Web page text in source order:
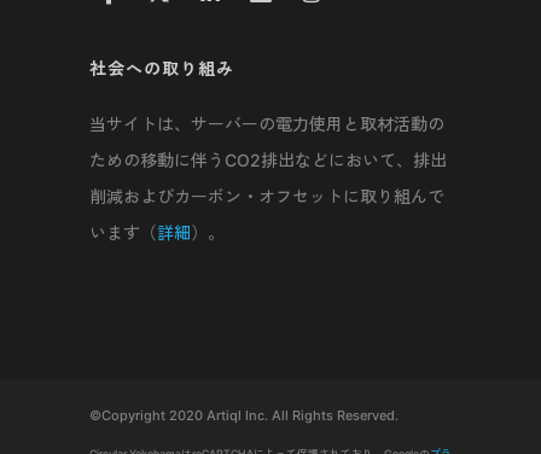
社会への取り組み
当サイトは、サーバーの電力使用と取材活動の
ための移動に伴うCO2排出などにおいて、排出
削減およびカーボン・オフセットに取り組んで
います（詳細）。
©Copyright 2020 Artiql Inc. All Rights Reserved.